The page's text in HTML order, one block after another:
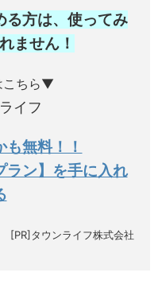
る方は、使ってみ
ません ！
こちら▼
イフ
無料！！
ラン】を手に入れ
[PR]タウンライフ株式会社